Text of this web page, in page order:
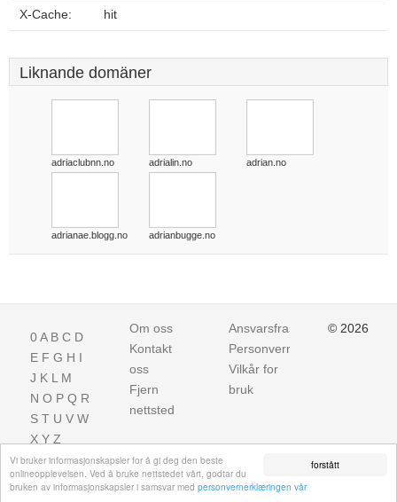
forstått
Vi bruker informasjonskapsler for å gi deg den beste
onlineopplevelsen. Ved å bruke nettstedet vårt, godtar du
bruken av informasjonskapsler i samsvar med personvernerklæringen vår
X-Cache: hit
Liknande domäner
adriaclubnn.no adrialin.no adrian.no
adrianae.blogg.no adrianbugge.no
0A B C D
E F G H I
J K L M
N O P Q R
S T U V W
X Y Z
Om oss
Kontakt
oss
Fjern
nettsted
Ansvarsfraskrivelse
Personvern
Vilkår for
bruk
© 2026